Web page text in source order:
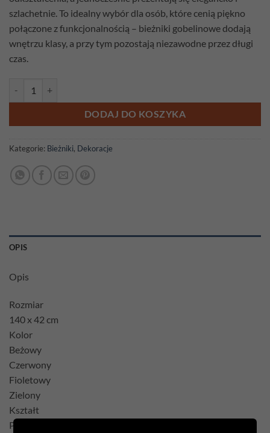
szlachetnie. To idealny wybór dla osób, które cenią piękno
połączone z funkcjonalnością – bieżniki gobelinowe dodają
wnętrzu klasy, a przy tym pozostają niezawodne przez długi
czas.
DODAJ DO KOSZYKA
Kategorie: Bieżniki, Dekoracje
OPIS
Opis
Rozmiar
140 x 42 cm
Kolor
Beżowy
Czerwony
Fioletowy
Zielony
Kształt
Prostokąt